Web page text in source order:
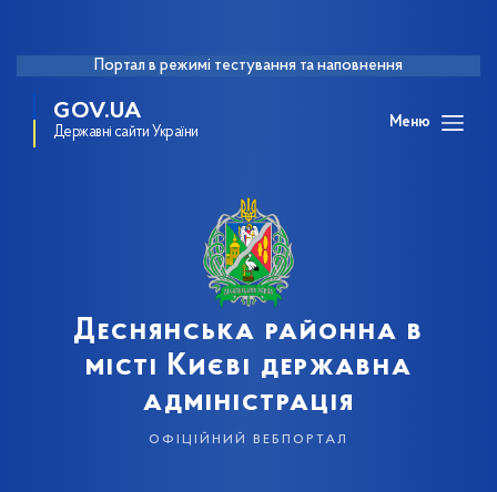
Портал в режимі тестування та наповнення
GOV.UA
Державні сайти України
Меню
Деснянська районна в
місті Києві державна
адміністрація
офіційний вебпортал